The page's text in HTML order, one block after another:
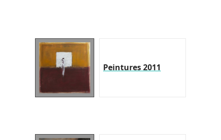
Peintures 2011